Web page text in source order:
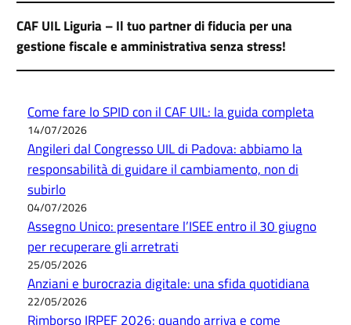
CAF UIL Liguria – Il tuo partner di fiducia per una
gestione fiscale e amministrativa senza stress!
Come fare lo SPID con il CAF UIL: la guida completa
14/07/2026
Angileri dal Congresso UIL di Padova: abbiamo la
responsabilità di guidare il cambiamento, non di
subirlo
04/07/2026
Assegno Unico: presentare l’ISEE entro il 30 giugno
per recuperare gli arretrati
25/05/2026
Anziani e burocrazia digitale: una sfida quotidiana
22/05/2026
Rimborso IRPEF 2026: quando arriva e come